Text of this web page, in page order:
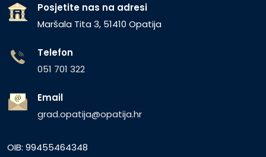
Posjetite nas na adresi
Maršala Tita 3, 51410 Opatija
Telefon
051 701 322
Email
grad.opatija@opatija.hr
OIB: 99455464348